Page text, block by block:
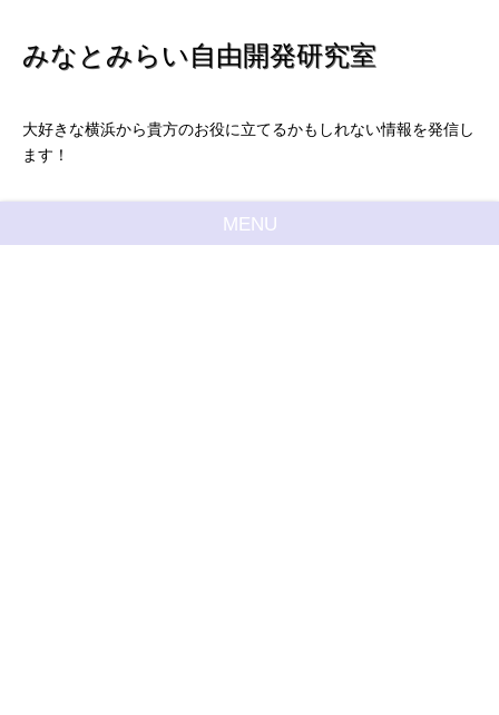
みなとみらい自由開発研究室
大好きな横浜から貴方のお役に立てるかもしれない情報を発信し
ます！
MENU